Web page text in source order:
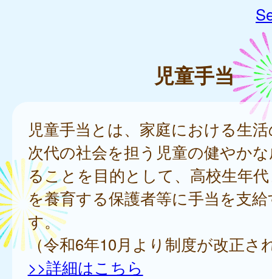
児童手当
児童手当とは、家庭における生
次代の社会を担う児童の健やか
ることを目的として、高校生年
を養育する保護者等に手当を支
す。
（令和6年10月より制度が改正さ
>>詳細はこちら